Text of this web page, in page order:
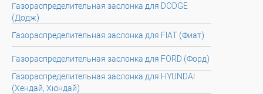
Газораспределительная заслонка для DODGE
(Додж)
Газораспределительная заслонка для FIAT (Фиат)
Газораспределительная заслонка для FORD (Форд)
Газораспределительная заслонка для HYUNDAI
(Хендай, Хюндай)